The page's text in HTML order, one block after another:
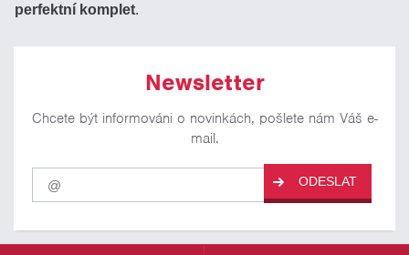
perfektní komplet.
Newsletter
Chcete být informováni o novinkách, pošlete nám Váš e-
mail.
Pro
odběr
našich
ODESLAT